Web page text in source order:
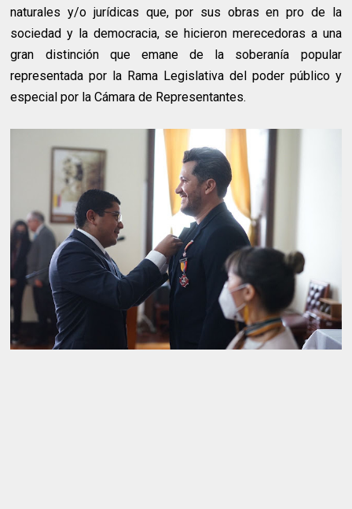
naturales y/o jurídicas que, por sus obras en pro de la
sociedad y la democracia, se hicieron merecedoras a una
gran distinción que emane de la soberanía popular
representada por la Rama Legislativa del poder público y
especial por la Cámara de Representantes.